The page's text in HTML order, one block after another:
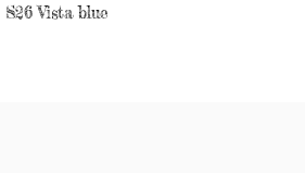
Vista blue